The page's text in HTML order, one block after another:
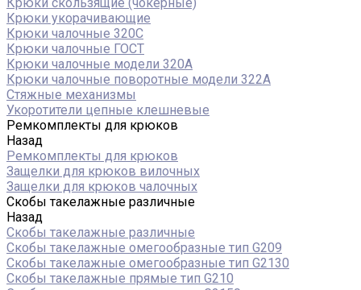
Крюки укорачивающие
Крюки чалочные 320C
Крюки чалочные ГОСТ
Крюки чалочные модели 320А
Крюки чалочные поворотные модели 322А
Стяжные механизмы
Укоротители цепные клешневые
Ремкомплекты для крюков
Назад
Ремкомплекты для крюков
Защелки для крюков вилочных
Защелки для крюков чалочных
Скобы такелажные различные
Назад
Скобы такелажные различные
Скобы такелажные омегообразные тип G209
Скобы такелажные омегообразные тип G2130
Скобы такелажные прямые тип G210